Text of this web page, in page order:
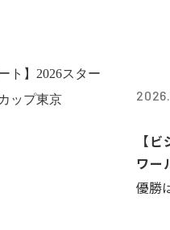
【
ワー
優勝